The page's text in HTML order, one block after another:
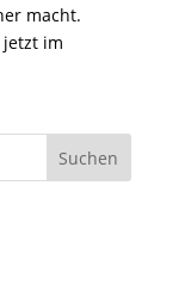
macht.
im
Suchen